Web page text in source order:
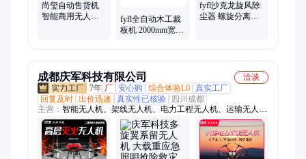
尚玺自动售货机
智能商用无人售
fyfl全自动木工裁
板机 2000mm宽
fyfl沙克龙旋风除
尘器 螺旋分离集
成都庆军科技有限公司
洽谈
7年 厂 安心购 综合体验L0 真实工厂
回复及时 出价迅速 真实性已核验
四川成都
主营： 智能无人机、架线无人机、电力工程无人机、运输无人
机、安防无人机、植保无人机、巡检无人机、航拍无人机、无人
机行业应用